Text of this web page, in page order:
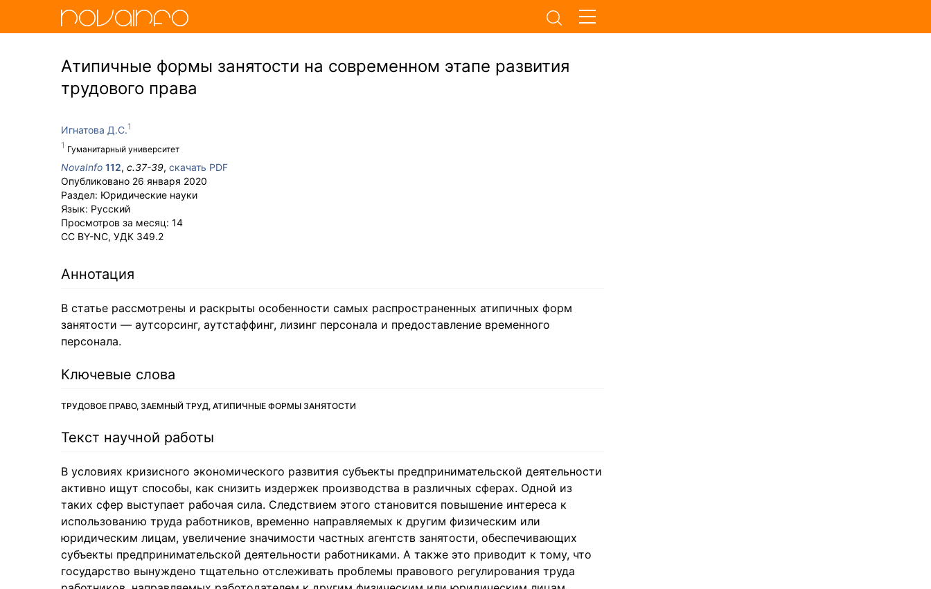
Атипичные формы занятости на современном этапе развития
трудового права
Игнатова Д.С.
Гуманитарный университет
NovaInfo 112, с.37-39, скачать PDF
Опубликовано 26 января 2020
Раздел: Юридические науки
Язык: Русский
Просмотров за месяц: 14
CC BY-NC, УДК 349.2
Аннотация
В статье рассмотрены и раскрыты особенности самых распространенных атипичных форм
занятости — аутсорсинг, аутстаффинг, лизинг персонала и предоставление временного
персонала.
Ключевые слова
ТРУДОВОЕ ПРАВО, ЗАЕМНЫЙ ТРУД, АТИПИЧНЫЕ ФОРМЫ ЗАНЯТОСТИ
Текст научной работы
В условиях кризисного экономического развития субъекты предпринимательской деятельности
активно ищут способы, как снизить издержек производства в различных сферах. Одной из
таких сфер выступает рабочая сила. Следствием этого становится повышение интереса к
использованию труда работников, временно направляемых к другим физическим или
юридическим лицам, увеличение значимости частных агентств занятости, обеспечивающих
субъекты предпринимательской деятельности работниками. А также это приводит к тому, что
государство вынуждено тщательно отслеживать проблемы правового регулирования труда